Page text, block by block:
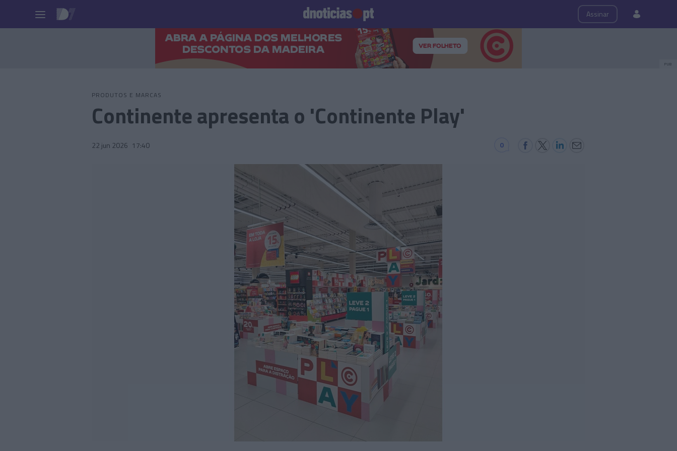
Assinar
Palavras Produto e Marcas
PUB
PRODUTOS E MARCAS
Continente apresenta o 'Continente Play'
22 jun 2026 17:40 0